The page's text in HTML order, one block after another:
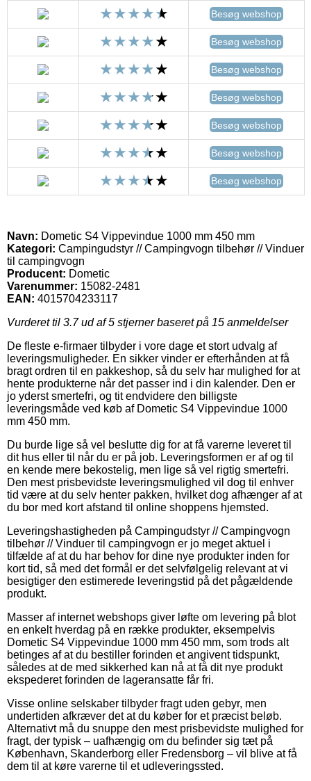
Besøg webshop
Besøg webshop
Besøg webshop
Besøg webshop
Besøg webshop
Besøg webshop
Besøg webshop
Navn: Dometic S4 Vippevindue 1000 mm 450 mm
Kategori: Campingudstyr // Campingvogn tilbehør // Vinduer
til campingvogn
Producent: Dometic
Varenummer: 15082-2481
EAN: 4015704233117
Vurderet til 3.7ud af 5 stjerner baseret på 15 anmeldelser
De fleste e-firmaer tilbyder i vore dage et stort udvalg af
leveringsmuligheder. En sikker vinder er efterhånden at få
bragt ordren til en pakkeshop, så du selv har mulighed for at
hente produkterne når det passer ind i din kalender. Den er
jo yderst smertefri, og tit endvidere den billigste
leveringsmåde ved køb af Dometic S4 Vippevindue 1000
mm 450 mm.
Du burde lige så vel beslutte dig for at få varerne leveret til
dit hus eller til når du er på job. Leveringsformen er af og til
en kende mere bekostelig, men lige så vel rigtig smertefri.
Den mest prisbevidste leveringsmulighed vil dog til enhver
tid være at du selv henter pakken, hvilket dog afhænger af at
du bor med kort afstand til online shoppens hjemsted.
Leveringshastigheden på Campingudstyr // Campingvogn
tilbehør // Vinduer til campingvogn er jo meget aktuel i
tilfælde af at du har behov for dine nye produkter inden for
kort tid, så med det formål er det selvfølgelig relevant at vi
besigtiger den estimerede leveringstid på det pågældende
produkt.
Masser af internet webshops giver løfte om levering på blot
en enkelt hverdag på en række produkter, eksempelvis
Dometic S4 Vippevindue 1000 mm 450 mm, som trods alt
betinges af at du bestiller forinden et angivent tidspunkt,
således at de med sikkerhed kan nå at få dit nye produkt
ekspederet forinden de lageransatte får fri.
Visse online selskaber tilbyder fragt uden gebyr, men
undertiden afkræver det at du køber for et præcist beløb.
Alternativt må du snuppe den mest prisbevidste mulighed for
fragt, der typisk – uafhængig om du befinder sig tæt på
København, Skanderborg eller Fredensborg – vil blive at få
dem til at køre varerne til et udleveringssted.